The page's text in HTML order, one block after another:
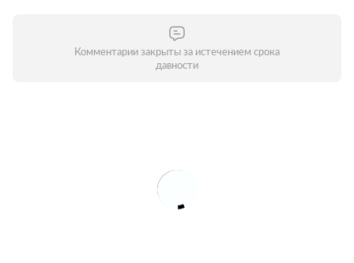
Комментарии закрыты за истечением срока
давности